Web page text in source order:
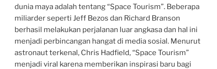
dunia maya adalah tentang “Space Tourism”. Beberapa
miliarder seperti Jeff Bezos dan Richard Branson
berhasil melakukan perjalanan luar angkasa dan hal ini
menjadi perbincangan hangat di media sosial. Menurut
astronaut terkenal, Chris Hadfield, “Space Tourism”
menjadi viral karena memberikan inspirasi baru bagi